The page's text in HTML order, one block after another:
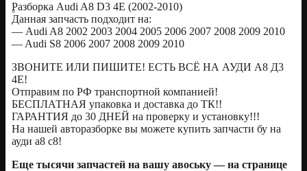
Разборка Audi A8 D3 4E (2002-2010)
Данная запчасть подходит на:
— Audi A8 2002 2003 2004 2005 2006 2007 2008 2009 2010
— Audi S8 2006 2007 2008 2009 2010
ЗВОНИТЕ ИЛИ ПИШИТЕ! ЕСТЬ ВСЁ НА АУДИ А8 Д3
4Е!
Oтправим по РФ транспортной компанией!
БЕСПЛАТНАЯ упаковка и доставка до ТК!!
ГАРАНТИЯ до 30 ДНЕЙ на проверку и установку!!!
На нашей авторазборке вы можете купить запчасти бу на
ауди а8 с8!
Еще тысячи запчастей на вашу авоську — на странице